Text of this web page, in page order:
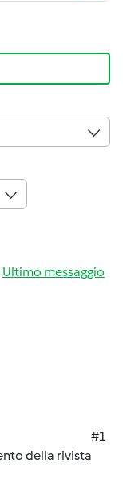
Ultimo messaggio
#1
della rivista